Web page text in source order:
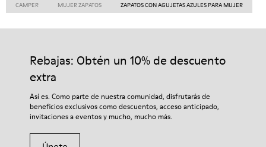
CAMPER MUJER ZAPATOS ZAPATOS CON AGUJETAS AZULES PARA MUJER
Rebajas: Obtén un 10% de descuento
extra
Así es. Como parte de nuestra comunidad, disfrutarás de
beneficios exclusivos como descuentos, acceso anticipado,
invitaciones a eventos y mucho, mucho más.